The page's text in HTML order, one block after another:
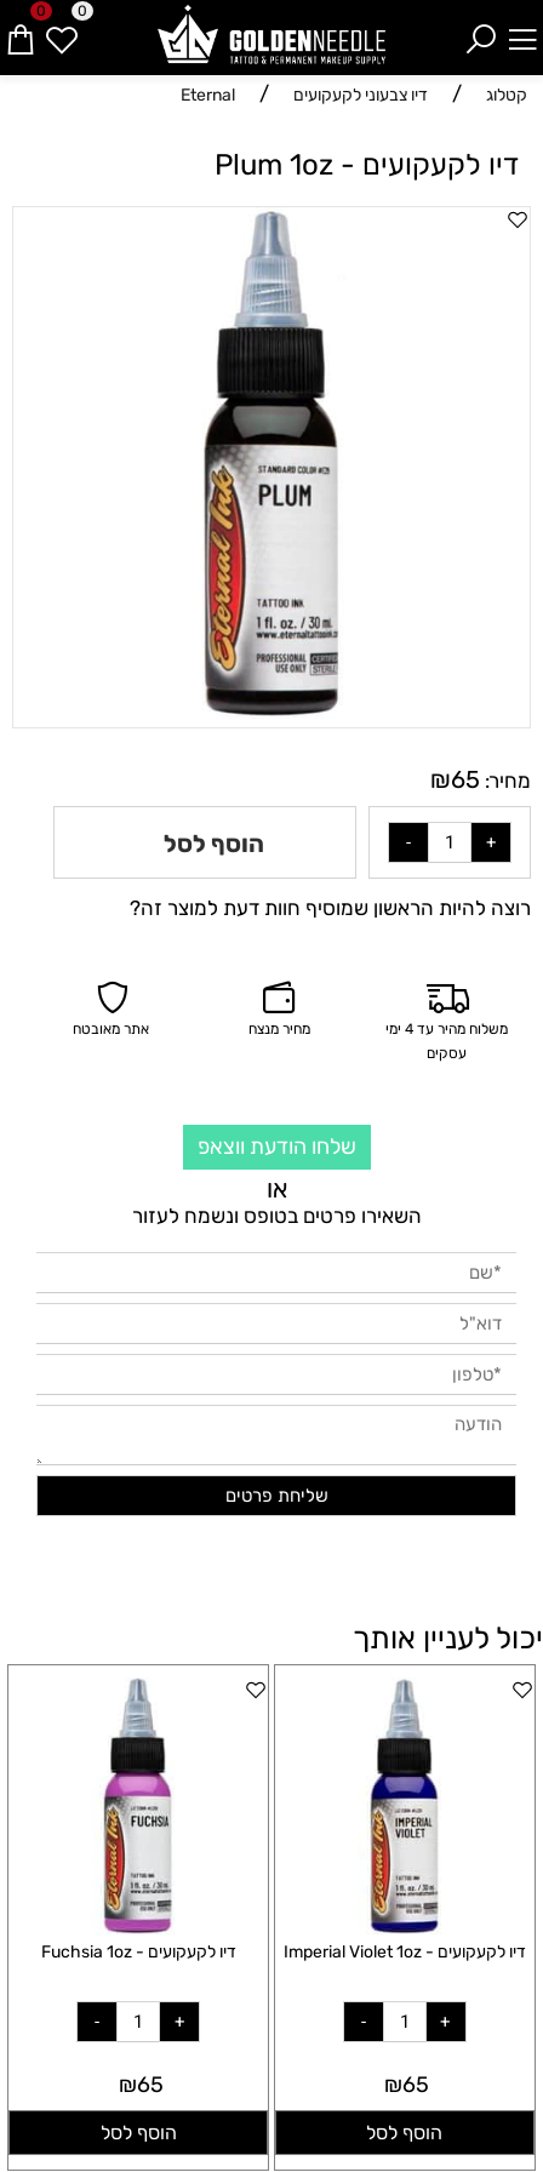
0 0
קטלוג / דיו צבעוני לקעקועים /
Eternal
דיו לקעקועים - Plum 1oz
מחיר: ₪65
הוסף לסל
רוצה להיות הראשון שמוסיף חוות דעת למוצר זה?
משלוח מהיר עד 4 ימי
עסקים
מחיר מנצח אתר מאובטח
שלחו הודעת ווצאפ
או
השאירו פרטים בטופס ונשמח לעזור
יכול לעניין אותך
דיו לקעקועים - Imperial Violet 1oz
₪65
הוסף לסל
דיו לקעקועים - Fuchsia 1oz
₪65
הוסף לסל